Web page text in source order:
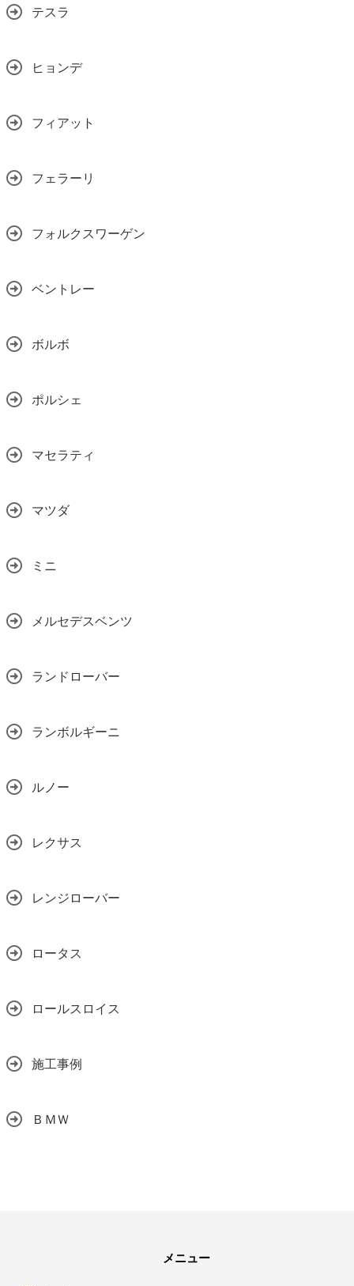
テスラ
ヒョンデ
フィアット
フェラーリ
フォルクスワーゲン
ベントレー
ボルボ
ポルシェ
マセラティ
マツダ
ミニ
メルセデスベンツ
ランドローバー
ランボルギーニ
ルノー
レクサス
レンジローバー
ロータス
ロールスロイス
施工事例
ＢＭＷ
メニュー